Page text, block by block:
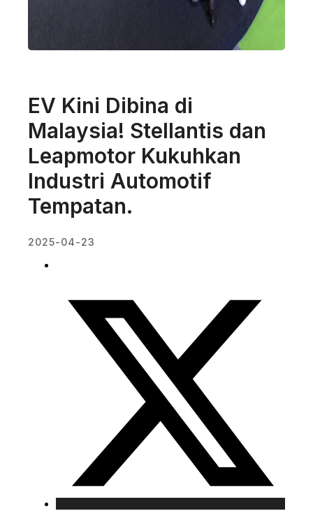
EV Kini Dibina di
Malaysia! Stellantis dan
Leapmotor Kukuhkan
Industri Automotif
Tempatan.
2025-04-23